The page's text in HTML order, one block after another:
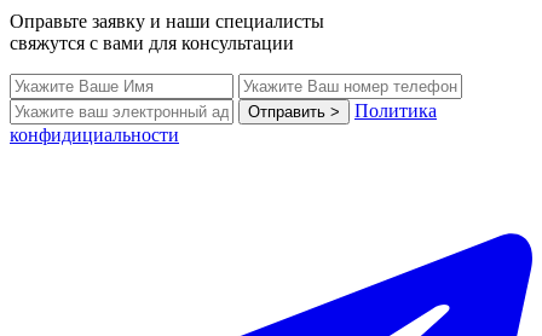
Оправьте заявку и наши специалисты
свяжутся с вами для консультации
Отправить >
Политика
конфидициальности